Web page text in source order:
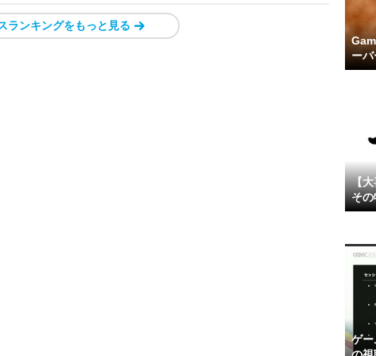
ランキングをもっと見る
ーバ
【大
その
ゲー